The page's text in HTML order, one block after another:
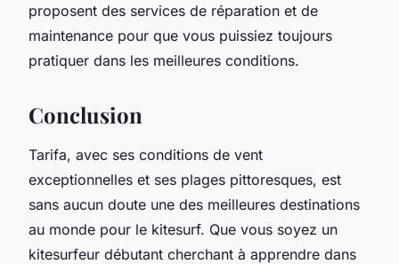
proposent des services de réparation et de
maintenance pour que vous puissiez toujours
pratiquer dans les meilleures conditions.
Conclusion
Tarifa, avec ses conditions de vent
exceptionnelles et ses plages pittoresques, est
sans aucun doute une des meilleures destinations
au monde pour le kitesurf. Que vous soyez un
kitesurfeur débutant cherchant à apprendre dans